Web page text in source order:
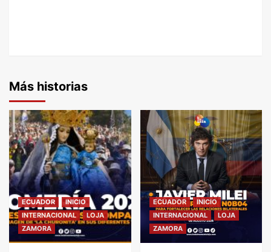
Más historias
ECUADOR
INICIO
INTERNACIONAL
LOJA
ZAMORA
ECUADOR
INICIO
INTERNACIONAL
LOJA
ZAMORA